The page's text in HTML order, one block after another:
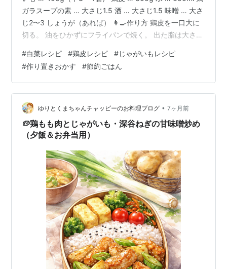
ガラスープの素 … 大さじ1.5 酒 … 大さじ1.5 味噌 … 大さ
じ2〜3 しょうが（あれば） 👩‍🍳作り方 鶏皮を一口大に
切る。 油をひかずにフライパンで焼く。 出た脂は大さじ
く炒める。 水・酒・鶏ガラを加えて10分煮る。 白菜を加
えてフタをし、さらに10分。 火を弱めて味噌を溶き入
れ、ひと煮立ちで完成。 💡ポイント 鶏皮の脂が出汁代わ
り 味噌は最後に入れる（風味飛ばさない） 翌日さらに美
味しい 🐻鶏…
#白菜レシピ #鶏皮レシピ #じゃがいもレシピ
#作り置きおかす #節約ごはん
ゆりとくまちゃんチャッピーのお料理ブログ • 7ヶ月前
🥔鶏もも肉とじゃがいも・深谷ねぎの甘味噌炒め
（夕飯＆お弁当用）